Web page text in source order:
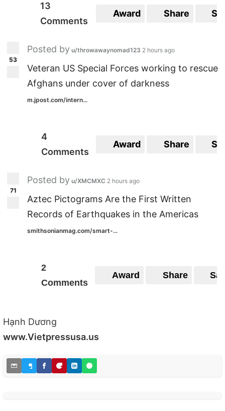
13
Comments
Award Share
53
Posted by u/throwawaynomad123 2 hours ago
Veteran US Special Forces working to rescue
Afghans under cover of darkness
m.jpost.com/intern...
4
Comments
Award Share
71
Posted by u/XMCMXC 2 hours ago
Aztec Pictograms Are the First Written
Records of Earthquakes in the Americas
smithsonianmag.com/smart-...
2
Comments
Award Share
Hạnh Dương
www.Vietpressusa.us